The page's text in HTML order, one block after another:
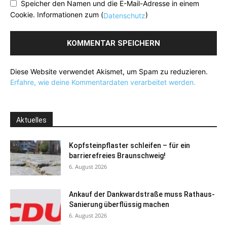
Speicher den Namen und die E-Mail-Adresse in einem
Cookie. Informationen zum (Datenschutz)
Diese Website verwendet Akismet, um Spam zu reduzieren.
Erfahre, wie deine Kommentardaten verarbeitet werden.
Aktuelles
Kopfsteinpflaster schleifen – für ein
barrierefreies Braunschweig!
6. August 2026
Ankauf der Dankwardstraße muss Rathaus-
Sanierung überflüssig machen
6. August 2026